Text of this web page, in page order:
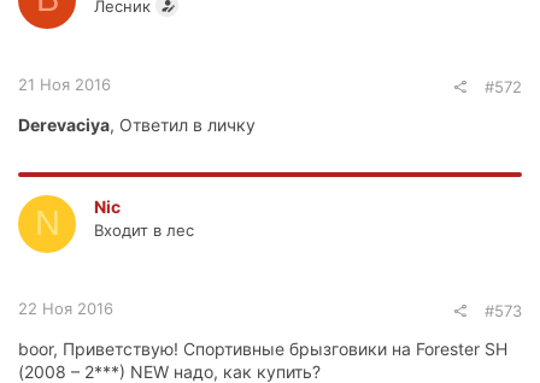
Лесник
21 Ноя 2016 #572
Derevaciya, Ответил в личку
N Nic
Входит в лес
22 Ноя 2016 #573
boor, Приветствую! Спортивные брызговики на Forester SH
(2008 – 2***) NEW надо, как купить?